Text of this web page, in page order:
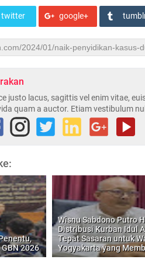
twitter google+
justo lacus, sagittis vel enim vitae,
quam a auctor. Etiam vestibulum
2026
Wisnu Sabdono Putro
Distribusi Kurban Idul
Tepat Sasaran untuk
Yogyakarta yang